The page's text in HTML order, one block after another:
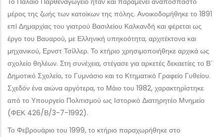
μέρος της ζωής των κατοίκων της πόλης. Ανοικοδομήθηκε το 1891
επί Δημαρχίας του γιατρού Βασιλείου Καλκανδή και φέρεται ως
έργο του Βαυαρού, με Ελληνική υπηκοότητα, αρχιτέκτονα και
μηχανικού, Ερνστ Τσίλλερ. Το κτήριο χρησιμοποιήθηκε αρχικά ως
σχολείο θηλέων. Στη συνέχεια, στέγασε για αρκετές δεκαετίες το Β΄
Δημοτικό Σχολείο, το Γυμνάσιο και το Κτηματικό Γραφείο Γυθείου.
Σχεδόν ένα αιώνα αργότερα, το Μάιο του 1982, χαρακτηρίστηκε
από το Υπουργείο Πολιτισμού ως Ιστορικό Διατηρητέο Μνημείο
(ΦΕΚ 426/Β/3-7-1992).
Το Φεβρουάριο του 1999, το κτήριο παραχωρήθηκε στο